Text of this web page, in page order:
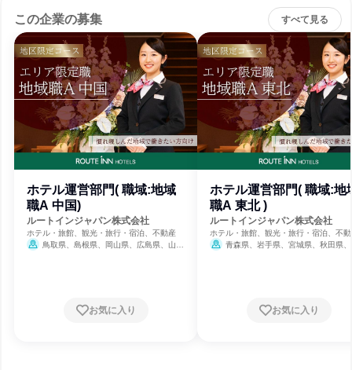
この企業の募集 すべて見る
ホテル運営部門( 職域:地域
職A 中国)
ルートインジャパン株式会社
ホテル・旅館、観光・旅行・宿泊、不動産
鳥取県、島根県、岡山県、広島県、山口
お気に入り
ホテル運営部門( 職域:地
職A 東北 )
ルートインジャパン株式会社
ホテル・旅館、観光・旅行・宿泊、不
青森県、岩手県、宮城県、秋田県
お気に入り